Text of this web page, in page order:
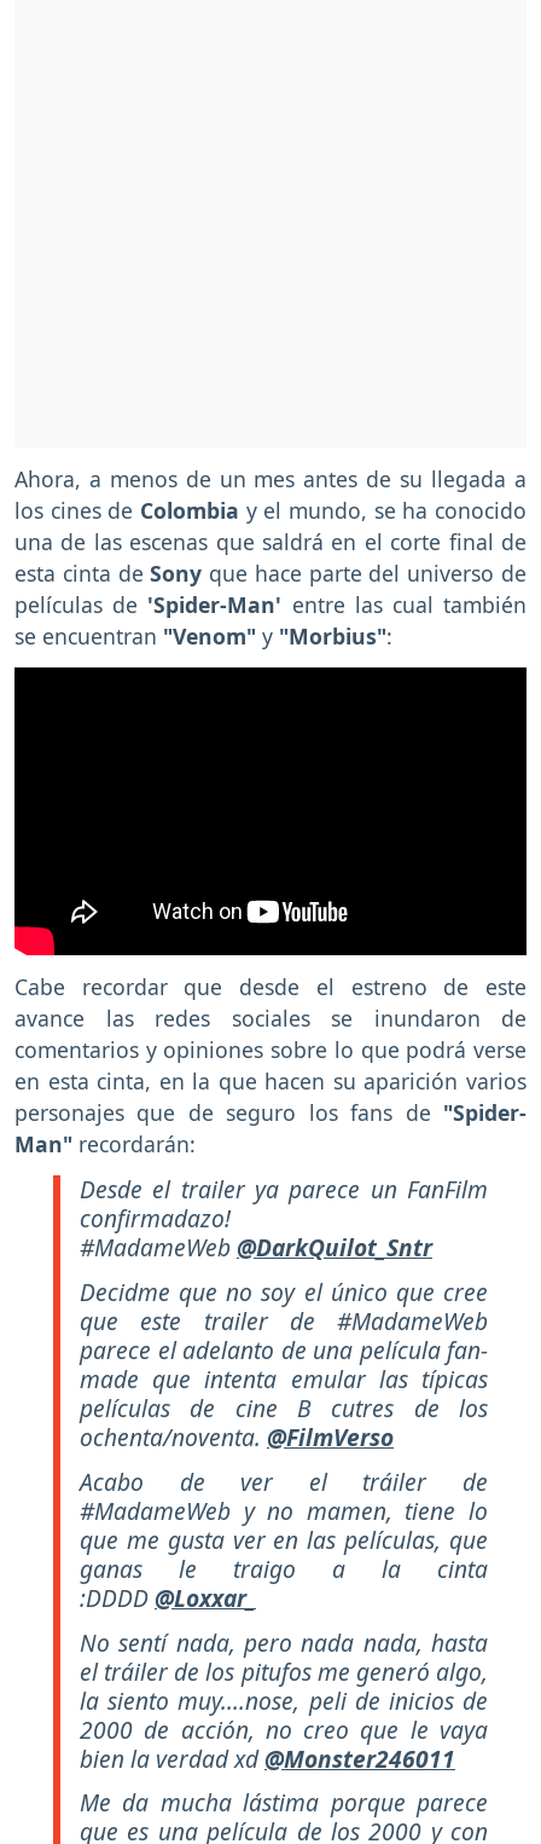
Ahora, a menos de un mes antes de su llegada a
los cines de Colombia y el mundo, se ha conocido
una de las escenas que saldrá en el corte final de
esta cinta deSony que hace parte del universo de
películas de 'Spider-Man' entre las cual también
se encuentran "Venom" y "Morbius":
Cabe recordar que desde el estreno de este
avance las redes sociales se inundaron de
comentarios y opiniones sobre lo que podrá verse
en esta cinta, en la que hacen su aparición varios
personajes que de seguro los fans de "Spider-
Man" recordarán:
Desde el trailer ya parece un FanFilm
confirmadazo!
#MadameWeb @DarkQuilot_Sntr
Decidme que no soy el único que cree
que este trailer de #MadameWeb
parece el adelanto de una película fan-
made que intenta emular las típicas
películas de cine B cutres de los
ochenta/noventa. @FilmVerso
Acabo de ver el tráiler de
#MadameWeb y no mamen, tiene lo
que me gusta ver en las películas, que
ganas le traigo a la cinta
:DDDD @Loxxar_
No sentí nada, pero nada nada, hasta
el tráiler de los pitufos me generó algo,
la siento muy....nose, peli de inicios de
2000 de acción, no creo que le vaya
bien la verdad xd@Monster246011
Me da mucha lástima porque parece
que es una película de los 2000 y con